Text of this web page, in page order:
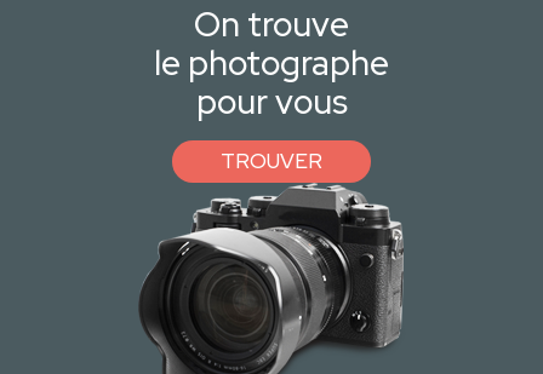
On trouve
le photographe
pour vous
TROUVER